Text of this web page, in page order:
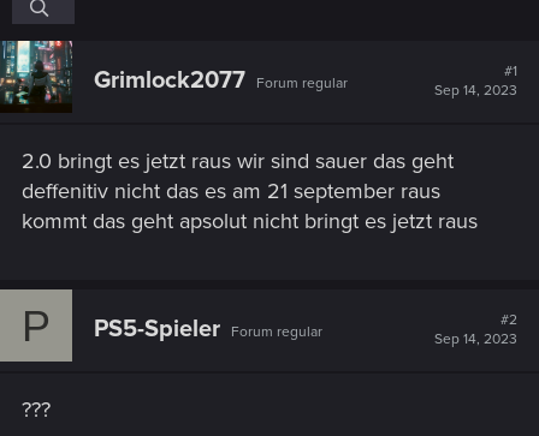
Grimlock2077 Forum regular
#1
Sep 14, 2023
2.0 bringt es jetzt raus wir sind sauer das geht
deffenitiv nicht das es am 21 september raus
kommt das geht apsolut nicht bringt es jetzt raus
P PS5-Spieler Forum regular
#2
Sep 14, 2023
???